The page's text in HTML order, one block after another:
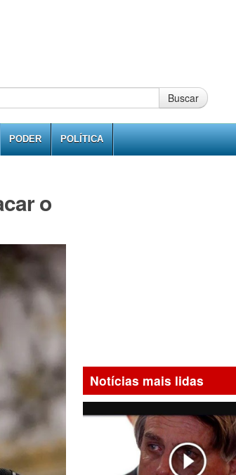
Buscar
PODER POLÍTICA
o
Notícias mais lidas